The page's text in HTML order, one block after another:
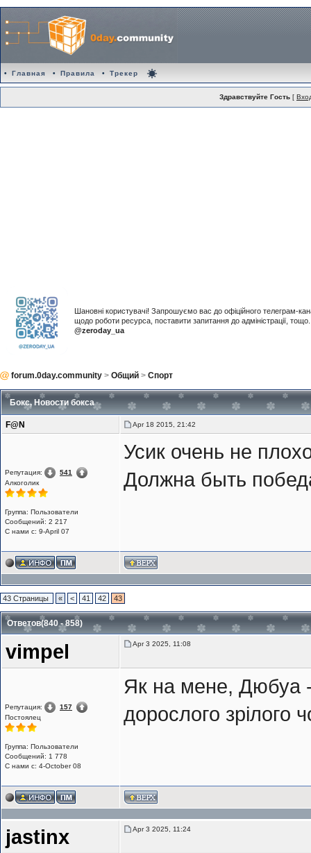
• Главная • Правила • Трекер
Здравствуйте Гость [
Шановні користувачі! Запрошуємо вас до офіційного телеграм-
щодо роботи ресурса, поставити запитання до адміністрації,
@zeroday_ua
forum.0day.community > Общий > Спорт
Бокс, Новости бокса
F@N Apr 18 2015, 21:42
Репутация:
541
Алкоголик
Группа: Пользователи
Сообщений: 2 217
С нами с: 9-April 07
Усик очень не
Должна быть
43 Страницы « < 41 42 43
Ответов(840 - 858)
vimpel Apr 3 2025, 11:08
Репутация:
157
Постоялец
Группа: Пользователи
Сообщений: 1 778
С нами с: 4-October 08
Як на мене, Дюбуа
дорослого зрілого
jastinx Apr 3 2025, 11:24